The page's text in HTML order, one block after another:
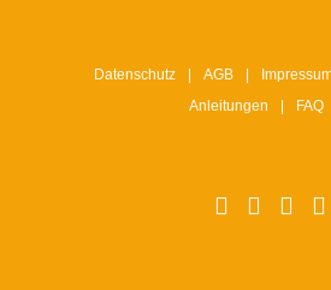
Datenschutz AGB
Anleitungen
FAQ